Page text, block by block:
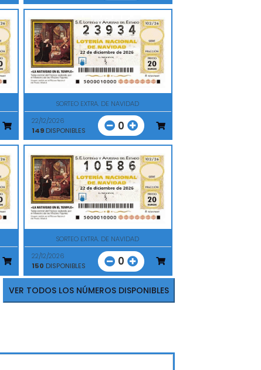
SORTEO EXTRA. DE NAVIDAD
22/12/2026
149DISPONIBLES 0
SORTEO EXTRA. DE NAVIDAD
22/12/2026
150 DISPONIBLES 0
VER TODOS LOS NÚMEROS DISPONIBLES